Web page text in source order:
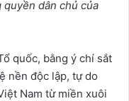
quyền dân chủ của
quốc, bằng ý chí sắt
nền độc lập, tự do
Nam từ miền xuôi